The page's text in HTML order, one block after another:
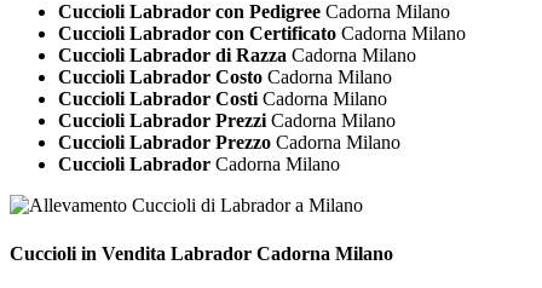
Cuccioli Labrador con Pedigree Cadorna Milano
Cuccioli Labrador con Certificato Cadorna Milano
Cuccioli Labrador di Razza Cadorna Milano
Cuccioli Labrador Costo Cadorna Milano
Cuccioli Labrador CostiCadorna Milano
Cuccioli Labrador PrezziCadorna Milano
Cuccioli Labrador Prezzo Cadorna Milano
Cuccioli Labrador Cadorna Milano
Cuccioli in Vendita Labrador Cadorna Milano